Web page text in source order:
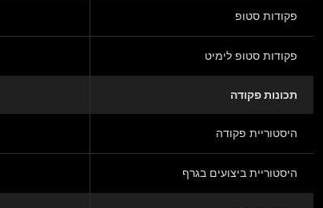
פקודות סטופ
פקודות סטופ לימיט
תכונות פקודה
היסטוריית פקודה
היסטוריית ביצועים בגרף